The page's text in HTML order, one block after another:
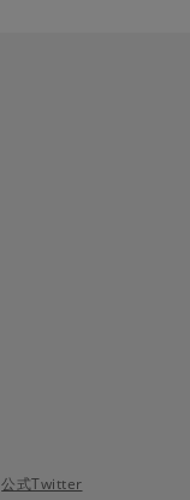
公式Twitter